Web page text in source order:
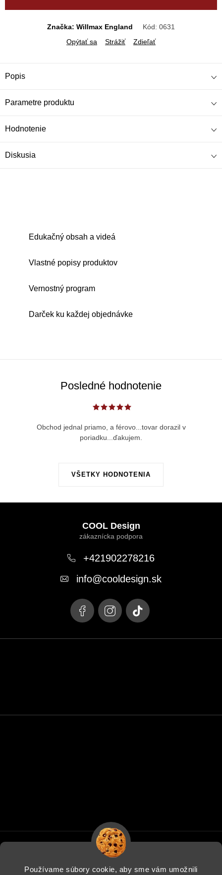
Používame súbory cookie, aby sme vám umožnili
Značka: Willmax England Kód: 0631
Opýtať sa
Strážiť Zdieľať
Popis
Parametre produktu
Hodnotenie
Diskusia
Edukačný obsah a videá
Vlastné popisy produktov
Vernostný program
Darček ku každej objednávke
Posledné hodnotenie
VŠETKY HODNOTENIA
Obchod jednal priamo, a férovo...tovar dorazil v
poriadku...ďakujem.
COOL Design
+421902278216
info@cooldesign.sk